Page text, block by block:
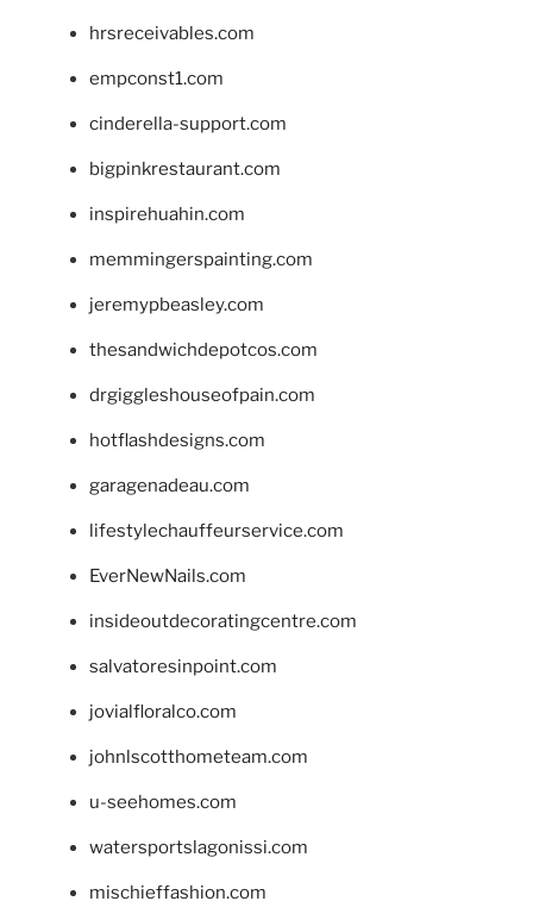
hrsreceivables.com
empconst1.com
cinderella-support.com
bigpinkrestaurant.com
inspirehuahin.com
memmingerspainting.com
jeremypbeasley.com
thesandwichdepotcos.com
drgiggleshouseofpain.com
hotflashdesigns.com
garagenadeau.com
lifestylechauffeurservice.com
EverNewNails.com
insideoutdecoratingcentre.com
salvatoresinpoint.com
jovialfloralco.com
johnlscotthometeam.com
u-seehomes.com
watersportslagonissi.com
mischieffashion.com